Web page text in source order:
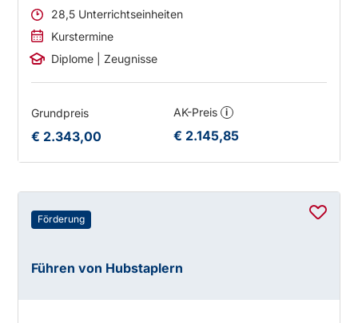
28,5 Unterrichtseinheiten
Kurstermine
Diplome | Zeugnisse
Grundpreis
€ 2.343,00
AK-Preis i
€ 2.145,85
Förderung
Führen von Hubstaplern